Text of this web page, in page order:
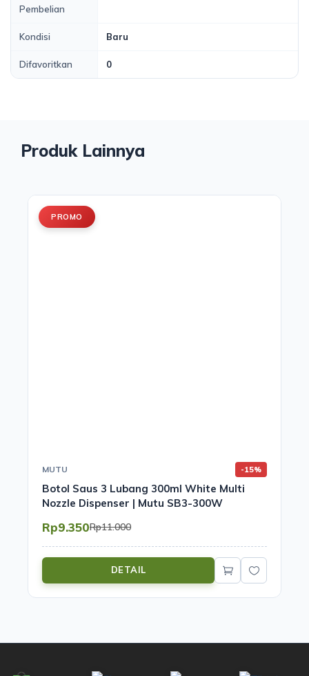
Pembelian
Kondisi Baru
Difavoritkan 0
Produk Lainnya
PROMO
MUTU -15%
Botol Saus 3 Lubang 300ml White Multi
Nozzle Dispenser | Mutu SB3-300W
Rp9.350Rp11.000
DETAIL